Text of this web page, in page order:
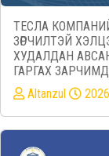
ТЕСЛА
ЗӨРЧИЛТЭЙ
ХУДАЛДАН
ГАРГАХ
Altanzul